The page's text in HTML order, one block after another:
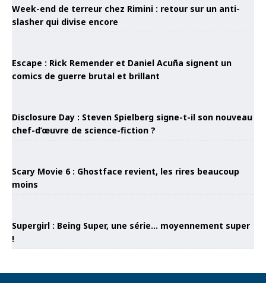
Week-end de terreur chez Rimini : retour sur un anti-
slasher qui divise encore
Escape : Rick Remender et Daniel Acuña signent un
comics de guerre brutal et brillant
Disclosure Day : Steven Spielberg signe-t-il son nouveau
chef-d’œuvre de science-fiction ?
Scary Movie 6 : Ghostface revient, les rires beaucoup
moins
Supergirl : Being Super, une série… moyennement super
!